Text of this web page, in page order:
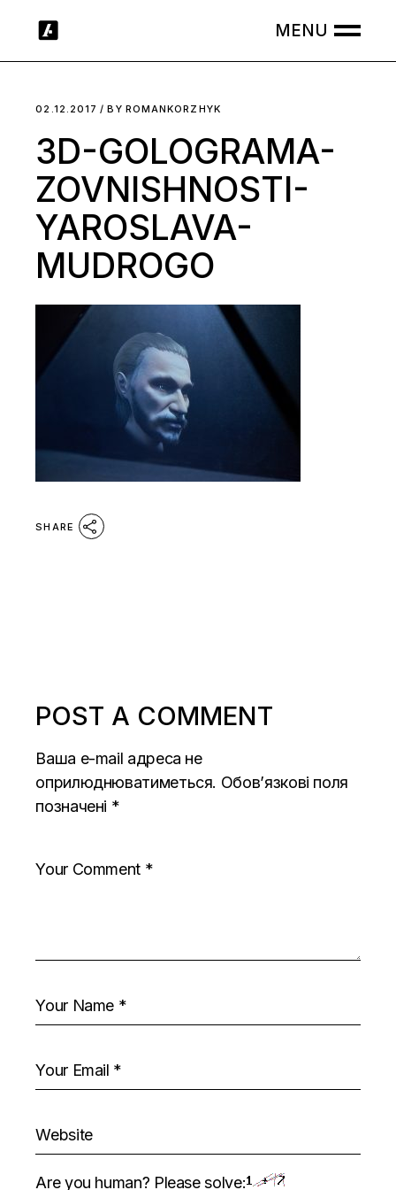
02.12.2017 BY ROMANKORZHYK
3D-GOLOGRAMA-
ZOVNISHNOSTI-
YAROSLAVA-
MUDROGO
SHARE
POST A COMMENT
Ваша e-mail адреса не
оприлюднюватиметься. Обов’язкові поля
позначені *
Are you human? Please solve: